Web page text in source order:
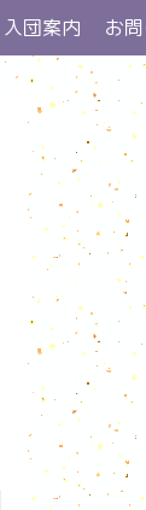
入団案内 お